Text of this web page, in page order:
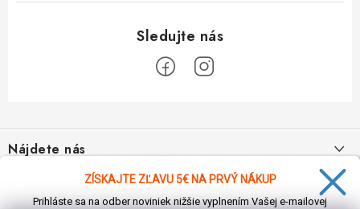
p
t
Nájdete nás
ZÍSKAJTE ZĽAVU 5€ NA PRVÝ NÁKUP
Prihláste sa na odber noviniek nižšie vyplnením Vašej e-mailovej